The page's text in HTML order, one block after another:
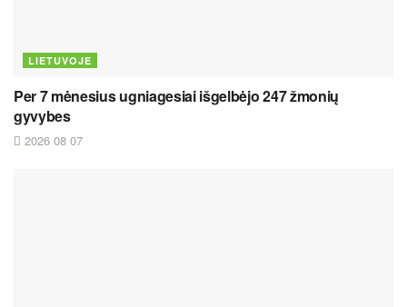
LIETUVOJE
Per 7 mėnesius ugniagesiai išgelbėjo 247 žmonių
gyvybes
2026 08 07